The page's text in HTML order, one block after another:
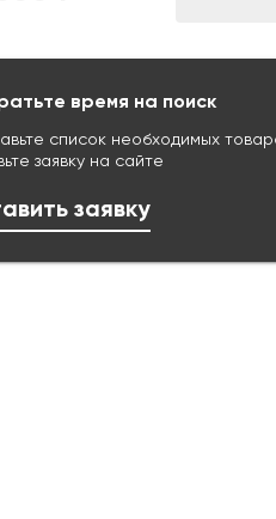
время на поиск
список необходимых
заявку на сайте
заявку